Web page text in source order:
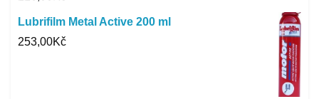
Lubrifilm Metal Active 200 ml
253,00Kč